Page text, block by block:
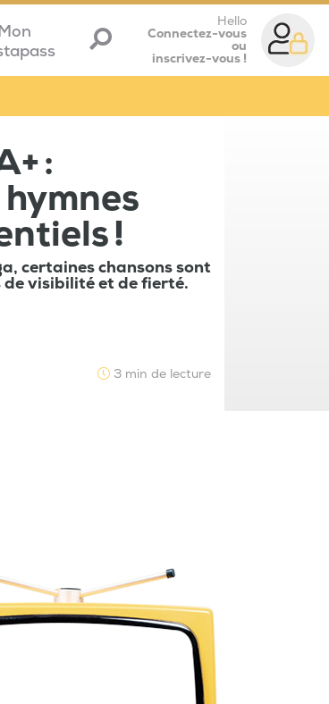
Hello
Connectez-vous
ou
inscrivez-vous !
:
!
certaines chansons sont
de visibilité et de fierté.
3 min de lecture